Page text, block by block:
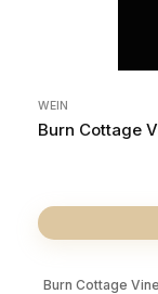
WEIN
Burn Cottage
Burn Cottage